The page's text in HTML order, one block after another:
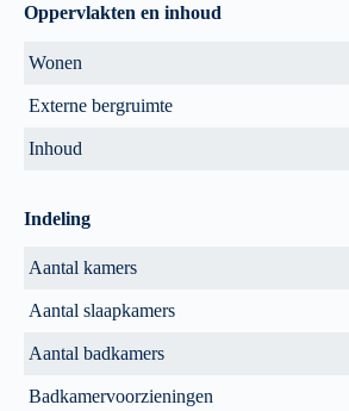
Oppervlakten en inhoud
Wonen
Externe bergruimte
Inhoud
Indeling
Aantal kamers
Aantal slaapkamers
Aantal badkamers
Badkamervoorzieningen